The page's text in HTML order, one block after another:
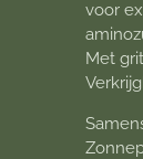
voor
Met